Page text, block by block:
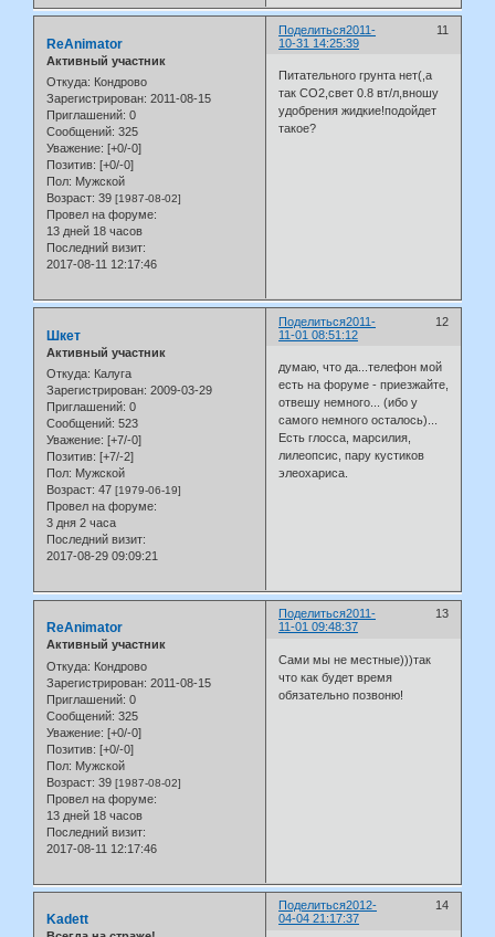
Поделиться 11
2011-
10-31 14:25:39
ReAnimator
Активный участник
Откуда: Кондрово
Зарегистрирован: 2011-08-15
Приглашений: 0
Сообщений: 325
Уважение: [+0/-0]
Позитив: [+0/-0]
Пол: Мужской
Возраст: 39 [1987-08-02]
Провел на форуме:
13 дней 18 часов
Последний визит:
2017-08-11 12:17:46
Питательного грунта нет(,а
так СО2,свет 0.8 вт/л,вношу
удобрения жидкие!подойдет
такое?
Поделиться 12
2011-
11-01 08:51:12
Шкет
Активный участник
Откуда: Калуга
Зарегистрирован: 2009-03-29
Приглашений: 0
Сообщений: 523
Уважение: [+7/-0]
Позитив: [+7/-2]
Пол: Мужской
Возраст: 47 [1979-06-19]
Провел на форуме:
3 дня 2 часа
Последний визит:
2017-08-29 09:09:21
думаю, что да...телефон мой
есть на форуме - приезжайте,
отвешу немного... (ибо у
самого немного осталось)...
Есть глосса, марсилия,
лилеопсис, пару кустиков
элеохариса.
Поделиться 13
2011-
11-01 09:48:37
ReAnimator
Активный участник
Откуда: Кондрово
Зарегистрирован: 2011-08-15
Приглашений: 0
Сообщений: 325
Уважение: [+0/-0]
Позитив: [+0/-0]
Пол: Мужской
Возраст: 39 [1987-08-02]
Провел на форуме:
13 дней 18 часов
Последний визит:
2017-08-11 12:17:46
Сами мы не местные)))так
что как будет время
обязательно позвоню!
Поделиться 14
2012-
04-04 21:17:37
Kadett